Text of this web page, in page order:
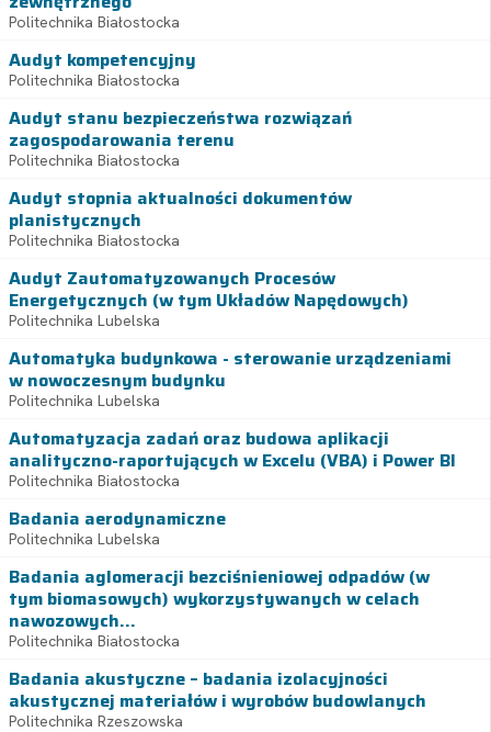
Politechnika Białostocka
Audyt kompetencyjny
Politechnika Białostocka
Audyt stanu bezpieczeństwa rozwiązań
zagospodarowania terenu
Politechnika Białostocka
Audyt stopnia aktualności dokumentów
planistycznych
Politechnika Białostocka
Audyt Zautomatyzowanych Procesów
Energetycznych (w tym Układów Napędowych)
Politechnika Lubelska
Automatyka budynkowa - sterowanie urządzeniami
w nowoczesnym budynku
Politechnika Lubelska
Automatyzacja zadań oraz budowa aplikacji
analityczno-raportujących w Excelu (VBA) i Power BI
Politechnika Białostocka
Badania aerodynamiczne
Politechnika Lubelska
Badania aglomeracji bezciśnieniowej odpadów (w
tym biomasowych) wykorzystywanych w celach
nawozowych...
Politechnika Białostocka
Badania akustyczne – badania izolacyjności
akustycznej materiałów i wyrobów budowlanych
Politechnika Rzeszowska